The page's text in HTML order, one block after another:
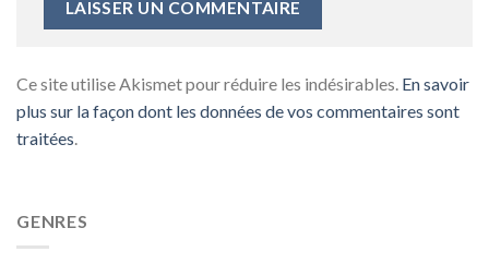
Ce site utilise Akismet pour réduire les indésirables. En savoir
plus sur la façon dont les données de vos commentaires sont
traitées
GENRES